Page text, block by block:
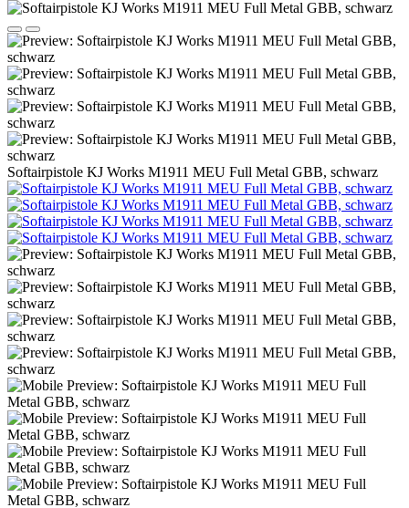
Softairpistole KJ Works M1911 MEU Full Metal GBB, schwarz